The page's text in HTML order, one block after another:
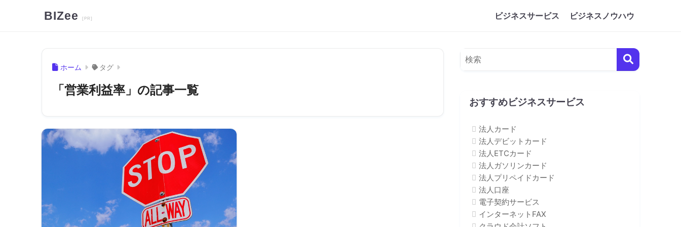
BIZee ビジネスサービス ビジネスノウハウ
ホーム タグ
「営業利益率」の記事一覧
おすすめビジネスサービス
法人カード
法人デビットカード
法人ETCカード
法人ガソリンカード
法人プリペイドカード
法人口座
電子契約サービス
インターネットFAX